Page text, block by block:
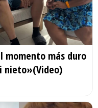
momento más duro
nieto»(Video)